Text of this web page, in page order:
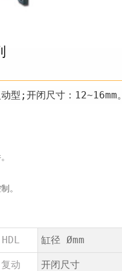
型;开闭尺寸：12~16mm。
。
HDL 缸径 Ømm
复动 开闭尺寸